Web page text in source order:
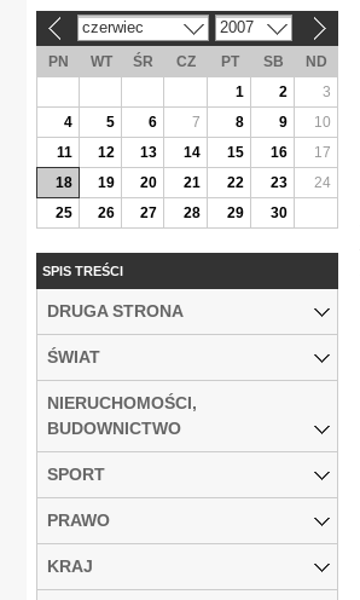
czerwiec 2007
PN WT ŚR CZ PT SB
ND
1
2
3
4
5 6 7 8 9
10
11
12 13 14 15 16
17
18
19 20 21 22 23
24
25
26 27 28 29 30
SPIS TREŚCI
DRUGA STRONA
ŚWIAT
NIERUCHOMOŚCI,
BUDOWNICTWO
SPORT
PRAWO
KRAJ